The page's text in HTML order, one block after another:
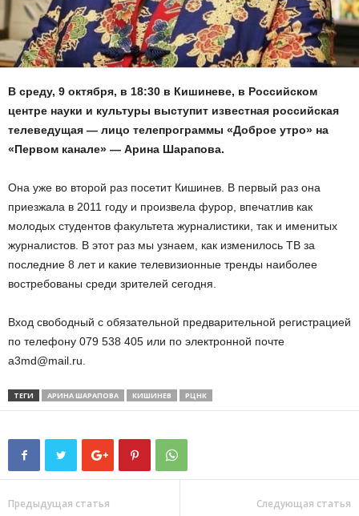
В среду, 9 октября, в 18:30 в Кишиневе, в Российском
центре науки и культуры выступит известная российская
телеведущая — лицо телепрограммы «Доброе утро» на
«Первом канале» — Арина Шарапова.
Она уже во второй раз посетит Кишинев. В первый раз она
приезжала в 2011 году и произвела фурор, впечатлив как
молодых студентов факультета журналистики, так и именитых
журналистов. В этот раз мы узнаем, как изменилось ТВ за
последние 8 лет и какие телевизионные тренды наиболее
востребованы среди зрителей сегодня.
Вход свободный с обязательной предварительной регистрацией
по телефону 079 538 405 или по электронной почте
a3md@mail.ru
ТЕГИ АРИНА ШАРАПОВА КИШИНЕВ РЦНК
Предыдущая статья Следующая статья